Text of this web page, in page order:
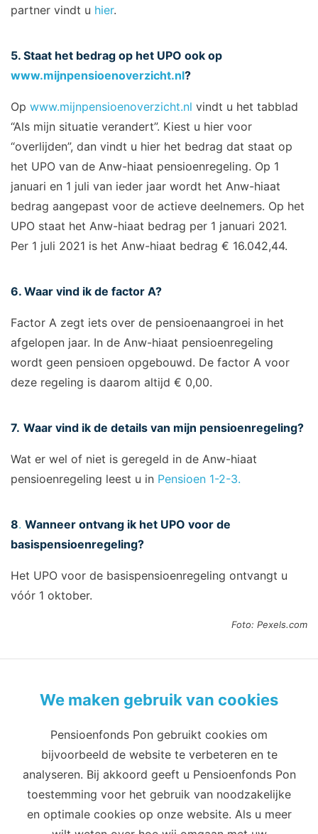
partner vindt u hier.
5. Staat het bedrag op het UPO ook op
www.mijnpensioenoverzicht.nl?
Op www.mijnpensioenoverzicht.nl vindt u het tabblad
“Als mijn situatie verandert”. Kiest u hier voor
“overlijden”, dan vindt u hier het bedrag dat staat op
het UPO van de Anw-hiaat pensioenregeling. Op 1
januari en 1 juli van ieder jaar wordt het Anw-hiaat
bedrag aangepast voor de actieve deelnemers. Op het
UPO staat het Anw-hiaat bedrag per 1 januari 2021.
Per 1 juli 2021 is het Anw-hiaat bedrag € 16.042,44.
6. Waar vind ik de factor A?
Factor A zegt iets over de pensioenaangroei in het
afgelopen jaar. In de Anw-hiaat pensioenregeling
wordt geen pensioen opgebouwd. De factor A voor
deze regeling is daarom altijd € 0,00.
7. Waar vind ik de details van mijn pensioenregeling?
Wat er wel of niet is geregeld in de Anw-hiaat
pensioenregeling leest u in Pensioen 1-2-3.
8. Wanneer ontvang ik het UPO voor de
basispensioenregeling?
Het UPO voor de basispensioenregeling ontvangt u
vóór 1 oktober.
Foto: Pexels.com
Terms of use
Cookie-instellingen
Email
info@pensioenfondspon.com
Telefoon
088 60 60 271
We maken gebruik van cookies
Pensioenfonds Pon gebruikt cookies om
bijvoorbeeld de website te verbeteren en te
analyseren. Bij akkoord geeft u Pensioenfonds Pon
toestemming voor het gebruik van noodzakelijke
en optimale cookies op onze website. Als u meer